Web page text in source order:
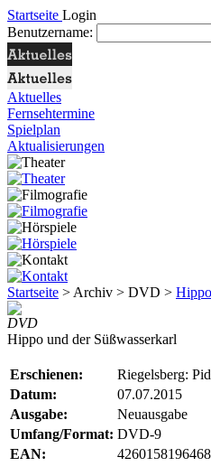
Startseite Login
Benutzername:
Aktuelles
Fernsehtermine
Spielplan
Aktualisierungen
Startseite > Archiv > DVD >
DVD
Hippo und der Süßwasserkarl
Erschienen:
Riegelsberg:
Datum:
07.07.2015
Ausgabe:
Neuausgabe
Umfang/Format: DVD-9
EAN:
4260158196468